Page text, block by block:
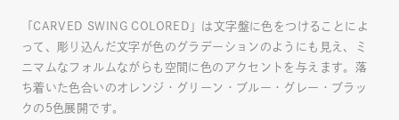
「CARVED SWING COLORED」は文字盤に色をつけることによ
って、彫り込んだ文字が色のグラデーションのようにも見え、ミ
ニマムなフォルムながらも空間に色のアクセントを与えます。落
ち着いた色合いのオレンジ・グリーン・ブルー・グレー・ブラッ
クの5色展開です。